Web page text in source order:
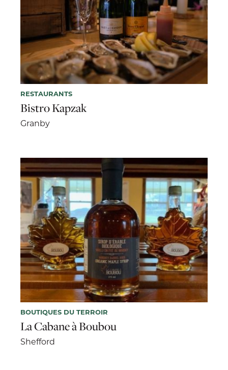
RESTAURANTS
Bistro Kapzak
Granby
BOUTIQUES DU TERROIR
La Cabane à Boubou
Shefford